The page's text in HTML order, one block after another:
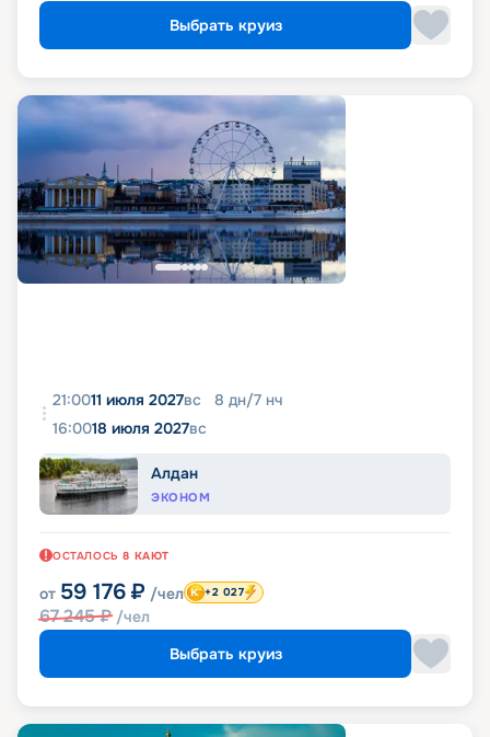
Выбрать круиз
21:0011 июля 2027вс 8 дн/7 нч
16:0018 июля 2027вс
Алдан
ЭКОНОМ
ОСТАЛОСЬ 8 КАЮТ
от 59 176 ₽ /чел
67 245₽ /чел
+2 027
Выбрать круиз